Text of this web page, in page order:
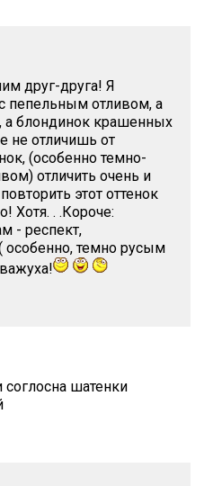
друг-друга! Я
пепельным отливом, а
а блондинок крашенных
не отличишь от
(особенно темно-
отличить очень и
этот оттенок
Хотя. . .Короче:
- респект,
темно русым
соглосна шатенки